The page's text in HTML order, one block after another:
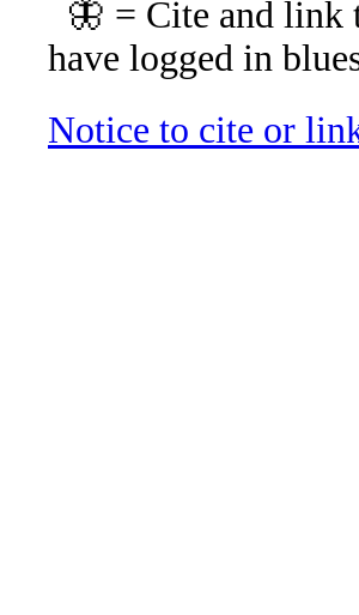
🦋 = Cite and link
have logged in
Notice to cite or